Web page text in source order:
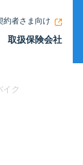
約者さま向け
取扱保険会社
ク